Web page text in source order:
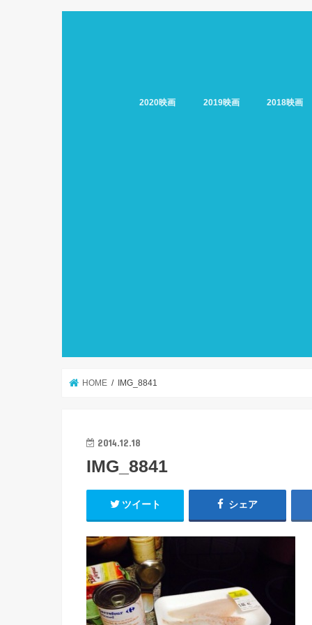
2020映画 2019映画 2018映画
HOME IMG_8841
2014.12.18
IMG_8841
ツイート シェア